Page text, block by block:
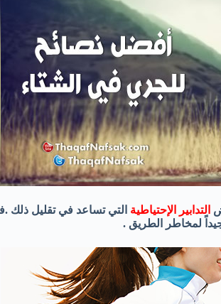
التدابير الإحتياطية التي تساعد في تقليل ذلك
جيداً لمخاطر الطريق .